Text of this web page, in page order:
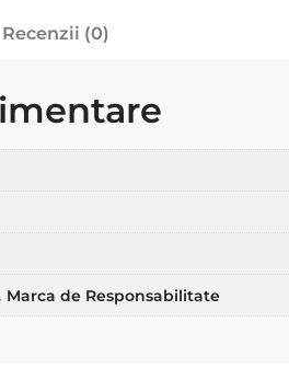
Recenzii (0)
, Marca de Responsabilitate